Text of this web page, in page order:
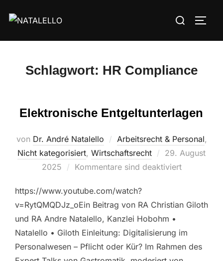
Schlagwort: HR Compliance
Elektronische Entgeltunterlagen
von Dr. André Natalello Arbeitsrecht & Personal,
Nicht kategorisiert, Wirtschaftsrecht
29. August
2025
Kommentare sind deaktiviert
https://www.youtube.com/watch?
v=RytQMQDJz_oEin Beitrag von RA Christian Giloth
und RA Andre Natalello, Kanzlei Hobohm •
Natalello • Giloth Einleitung: Digitalisierung im
Personalwesen – Pflicht oder Kür? Im Rahmen des